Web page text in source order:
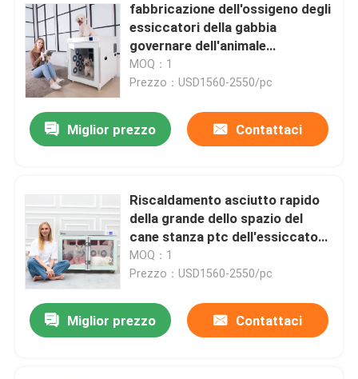
fabbricazione dell'ossigeno degli
essiccatori della gabbia
governare dell'animale
domestico di 220V 2500W con 4
ventilatori
MOQ：1
Prezzo：USD1560-2550/pc
Miglior prezzo Contattaci
Riscaldamento asciutto rapido
della grande dello spazio del
cane stanza ptc dell'essiccatore
con 4 ventilatori
MOQ：1
Prezzo：USD1560-2550/pc
Miglior prezzo Contattaci